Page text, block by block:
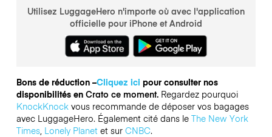
Utilisez LuggageHero n'importe où avec l'application
officielle pour iPhone et Android
Bons de réduction –Cliquez ici pour consulter nos
disponibilités en Crato ce moment. Regardez pourquoi
KnockKnockvous recommande de déposer vos bagages
avec LuggageHero. Également cité dans le The New York
Times, Lonely Planetet sur CNBC.